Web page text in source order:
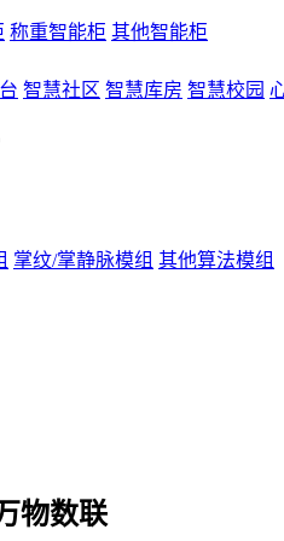
称重智能柜 其他智能柜
智慧社区 智慧库房 智慧校园
掌纹/掌静脉模组 其他算法模组
物数联